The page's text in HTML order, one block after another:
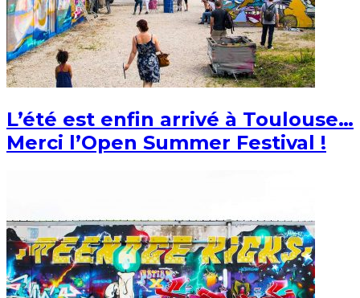
L’été est enfin arrivé à Toulouse…
Merci l’Open Summer Festival !